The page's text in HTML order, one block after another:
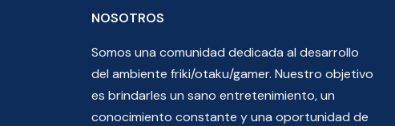
NOSOTROS
Somos una comunidad dedicada al desarrollo
del ambiente friki/otaku/gamer. Nuestro objetivo
es brindarles un sano entretenimiento, un
conocimiento constante y una oportunidad de